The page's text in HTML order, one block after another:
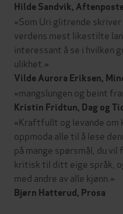
Hilde Sandvik,
«Som Uri glitrende
verdens mest likestilte
interessant å se i hvilken
ulikhet.»
Vilde Aurora Eriksen,
«mangslungen og beint
Kristin Fridtun, Dag og
«Kraftfullt og levande om
oppmoda alle til å lese
på mange spørsmål, du
kritisk til ditt eige språk,
med andre av alle kjønn.»
Bjørn Hatterud, Prosa